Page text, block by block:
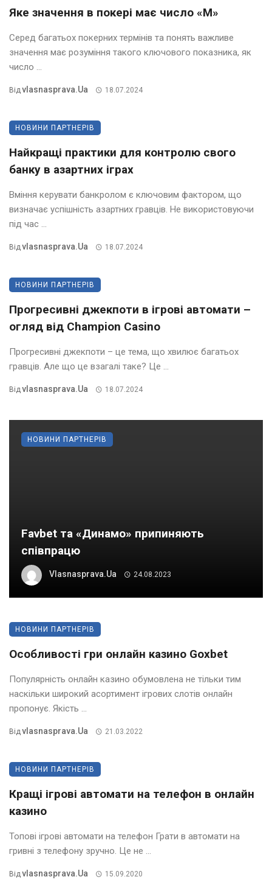
Яке значення в покері має число «М»
Серед багатьох покерних термінів та понять важливе
значення має розуміння такого ключового показника, як
число ...
ВідVlasnasprava.ua 18.07.2024
НОВИНИ ПАРТНЕРІВ
Найкращі практики для контролю свого
банку в азартних іграх
Вміння керувати банкролом є ключовим фактором, що
визначає успішність азартних гравців. Не використовуючи
під час ...
ВідVlasnasprava.ua 18.07.2024
НОВИНИ ПАРТНЕРІВ
Прогресивні джекпоти в ігрові автомати –
огляд від Champion Casino
Прогресивні джекпоти – це тема, що хвилює багатьох
гравців. Але що це взагалі таке? Це ...
ВідVlasnasprava.ua 18.07.2024
Favbet та «Динамо» припиняють
співпрацю
Vlasnasprava.ua 24.08.2023
НОВИНИ ПАРТНЕРІВ
НОВИНИ ПАРТНЕРІВ
Особливості гри онлайн казино Goxbet
Популярність онлайн казино обумовлена ​​не тільки тим
наскільки широкий асортимент ігрових слотів онлайн
пропонує. Якість ...
ВідVlasnasprava.ua 21.03.2022
НОВИНИ ПАРТНЕРІВ
Кращі ігрові автомати на телефон в онлайн
казино
Топові ігрові автомати на телефон Грати в автомати на
гривні з телефону зручно. Це не ...
ВідVlasnasprava.ua 15.09.2020